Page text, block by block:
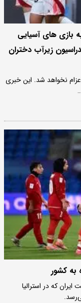
بازی های آسیایی
زیرآب دختران
نخواهد شد. این خبری
به کشور
که در استرالیا